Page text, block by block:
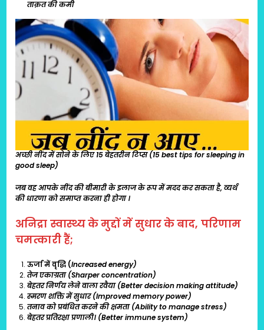
ताक़त की कमी
अच्छी नींद में सोने के लिए 15 बेहतरीन टिप्स (15 best tips for sleeping in
good sleep)
जब वह आपके नींद की बीमारी के इलाज के रूप में मदद कर सकता है, व्यर्थ
की धारणा को समाप्त करना ही होगा ।
अनिद्रा स्वास्थ्य के मुद्दों में सुधार के बाद, परिणाम
चमत्कारी हैं;
ऊर्जा में वृद्धि (Increased energy)
तेज एकाग्रता (Sharper concentration)
बेहतर निर्णय लेने वाला रवैया (Better decision making attitude)
स्मरण शक्ति में सुधार (Improved memory power)
तनाव को प्रबंधित करने की क्षमता (Ability to manage stress)
बेहतर प्रतिरक्षा प्रणाली। (Better immune system)